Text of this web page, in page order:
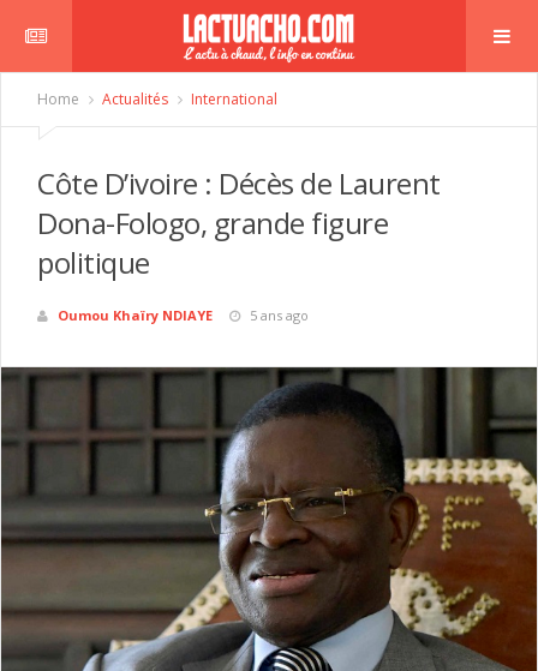
Home Actualités International
Côte D’ivoire : Décès de Laurent
Dona-Fologo, grande figure
politique
Oumou Khaïry NDIAYE 5 ans ago